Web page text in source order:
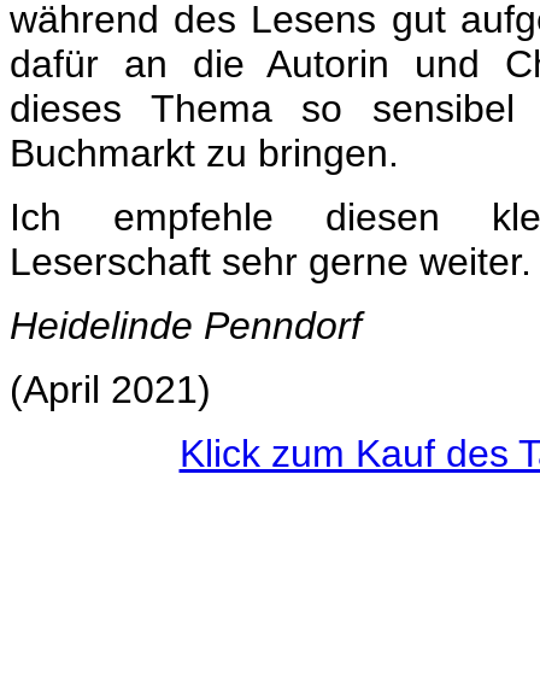
während des Lesens gut
dafür an die Autorin und
dieses Thema so
Buchmarkt zu bringen.
Ich empfehle diesen
Leserschaft sehr gerne weiter.
Heidelinde Penndorf
(April 2021)
Klick zum Kauf des